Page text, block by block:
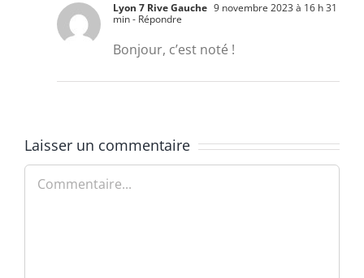
Lyon 7 Rive Gauche 9 novembre 2023 à 16 h 31
min- Répondre
Bonjour, c’est noté !
Laisser un commentaire
Commentaire